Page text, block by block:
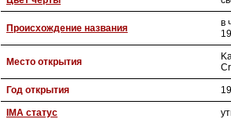
Происхождение названия
в
Место открытия
Год открытия
IMA статус